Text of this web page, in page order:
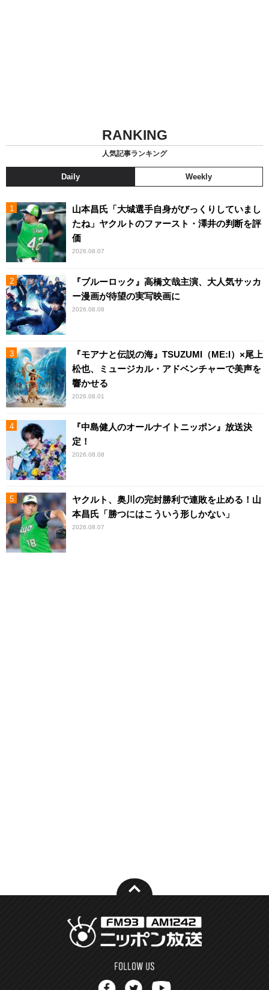
RANKING
人気記事ランキング
Daily Weekly
山本昌氏「大城選手自身がびっくりしていまし
たね」ヤクルトのファースト・澤井の判断を評
価
2026.08.07
『ブルーロック』高橋文哉主演、大人気サッカ
ー漫画が待望の実写映画に
2026.08.08
『モアナと伝説の海』TSUZUMI（ME:I）×尾上
松也、ミュージカル・アドベンチャーで美声を
響かせる
2026.08.01
『中島健人のオールナイトニッポン』放送決
定！
2026.08.08
ヤクルト、奥川の完封勝利で連敗を止める！山
本昌氏「勝つにはこういう形しかない」
2026.08.07